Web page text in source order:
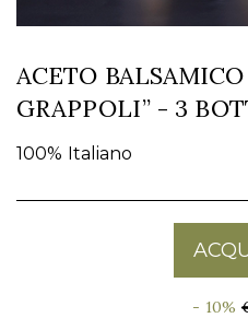
ACETO
GRAPPOLI” - 3
100% Italiano
- 10%